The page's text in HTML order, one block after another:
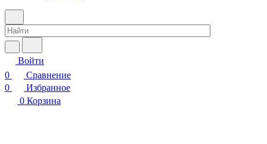
Войти
0
Сравнение
0
Избранное
0 Корзина